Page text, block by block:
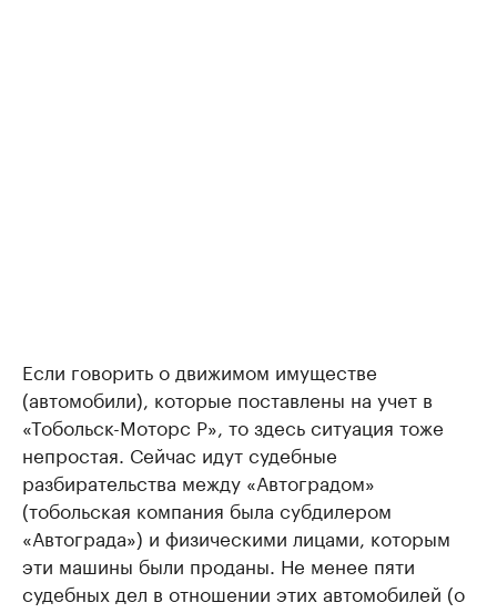
Если говорить о движимом имуществе
(автомобили), которые поставлены на учет в
«Тобольск-Моторс Р», то здесь ситуация тоже
непростая. Сейчас идут судебные
разбирательства между «Автоградом»
(тобольская компания была субдилером
«Автограда») и физическими лицами, которым
эти машины были проданы. Не менее пяти
судебных дел в отношении этих автомобилей (о